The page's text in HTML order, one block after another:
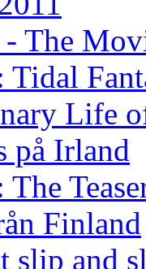
The
Tidal
Life
på Irland
The
Finland
slip and